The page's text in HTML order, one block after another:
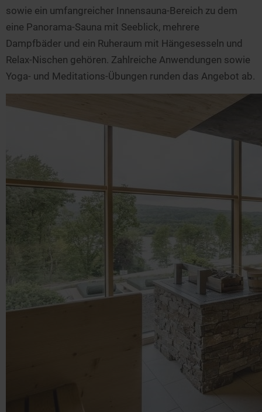
sowie ein umfangreicher Innensauna-Bereich zu dem
eine Panorama-Sauna mit Seeblick, mehrere
Dampfbäder und ein Ruheraum mit Hängesesseln und
Relax-Nischen gehören. Zahlreiche Anwendungen sowie
Yoga- und Meditations-Übungen runden das Angebot ab.